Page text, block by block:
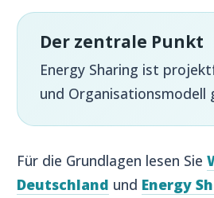
Der zentrale Punkt
Energy Sharing ist
und Organisationsmodell
Für die Grundlagen lesen Sie
Deutschland und Energy